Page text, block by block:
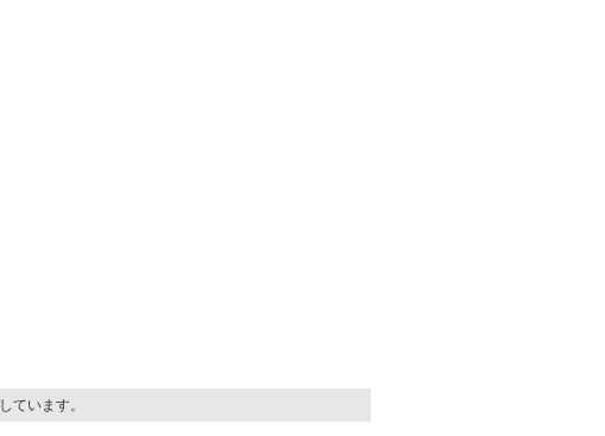
ています。